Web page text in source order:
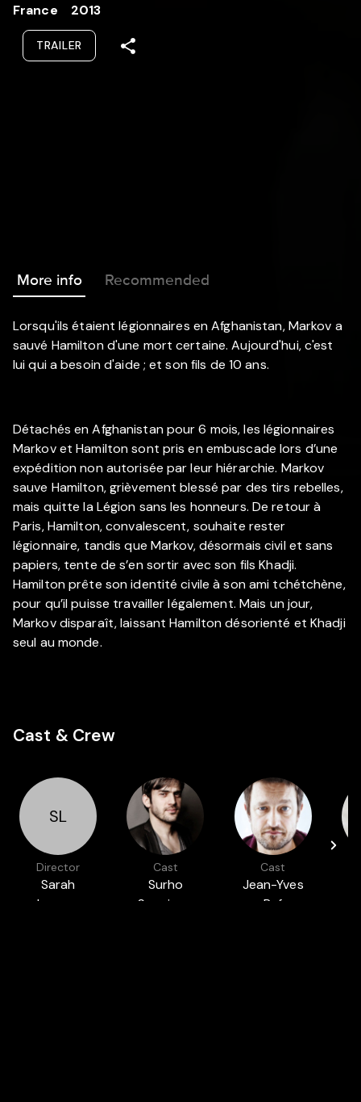
France
2013
TRAILER
More info Recommended
Lorsqu'ils étaient légionnaires en Afghanistan, Markov a
sauvé Hamilton d'une mort certaine. Aujourd'hui, c'est
lui qui a besoin d'aide ; et son fils de 10 ans.
Détachés en Afghanistan pour 6 mois, les légionnaires
Markov et Hamilton sont pris en embuscade lors d’une
expédition non autorisée par leur hiérarchie. Markov
sauve Hamilton, grièvement blessé par des tirs rebelles,
mais quitte la Légion sans les honneurs. De retour à
Paris, Hamilton, convalescent, souhaite rester
légionnaire, tandis que Markov, désormais civil et sans
papiers, tente de s’en sortir avec son fils Khadji.
Hamilton prête son identité civile à son ami tchétchène,
pour qu’il puisse travailler légalement. Mais un jour,
Markov disparaît, laissant Hamilton désorienté et Khadji
seul au monde.
Cast & Crew
SL
Director
Sarah
Leonor
Cast
Surho
Sugaipov
Cast
Jean-Yves
Ruf